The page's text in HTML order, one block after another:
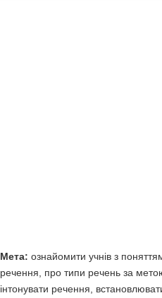
Мета: ознайомити учнів з
речення, про типи речень за
інтонувати речення,